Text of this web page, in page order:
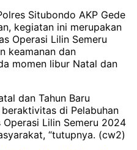
Situbondo AKP Gede
kegiatan ini merupakan
Operasi Lilin Semeru
keamanan dan
momen libur Natal dan
dan Tahun Baru
di Pelabuhan
Lilin Semeru 2024
“tutupnya. (cw2)